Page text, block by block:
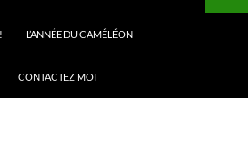
L’ANNÉE DU CAMÉLÉON
CONTACTEZ MOI